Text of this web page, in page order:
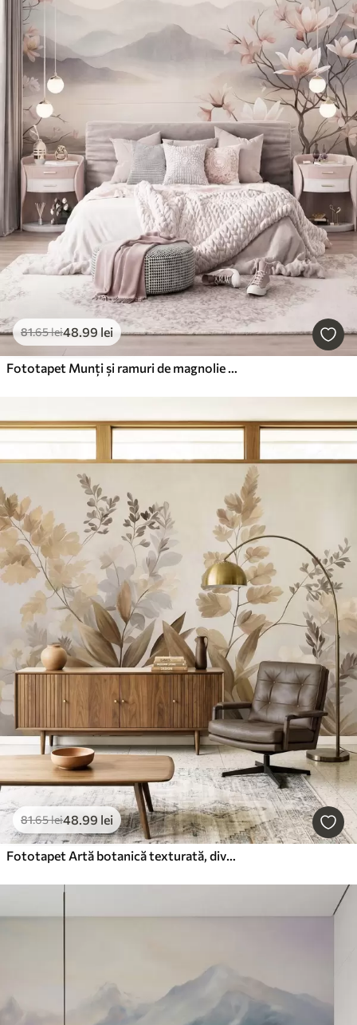
81.65lei48.99 lei
Fototapet Munți și ramuri de magnolie roz înflorite, peisaj cu textură
81.65lei48.99 lei
Fototapet Artă botanică texturată, diverse plante și frunze în nuanțe de maro și bej